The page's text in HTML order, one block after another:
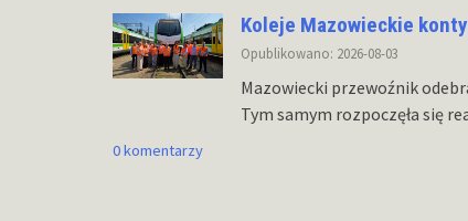
Koleje Mazowieckie
Opublikowano: 2026-08-03
Mazowiecki przewoźnik
Tym samym rozpoczęła się
0 komentarzy